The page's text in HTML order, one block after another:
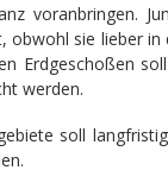
voranbringen.
obwohl sie lieber in
Erdgeschoßen
werden.
soll